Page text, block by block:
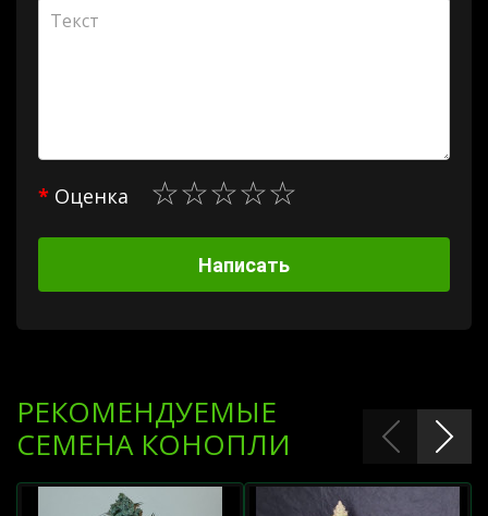
Оценка
Написать
РЕКОМЕНДУЕМЫЕ
СЕМЕНА КОНОПЛИ